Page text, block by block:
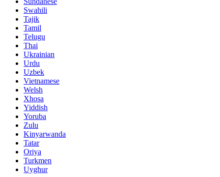
Swahili
Tajik
Tamil
Telugu
Thai
Ukrainian
Urdu
Uzbek
Vietnamese
Welsh
Xhosa
Yiddish
Yoruba
Zulu
Kinyarwanda
Tatar
Oriya
Turkmen
Uyghur